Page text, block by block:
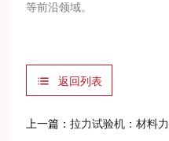
等前沿领域。
返回列表
上一篇：拉力试验机：材料